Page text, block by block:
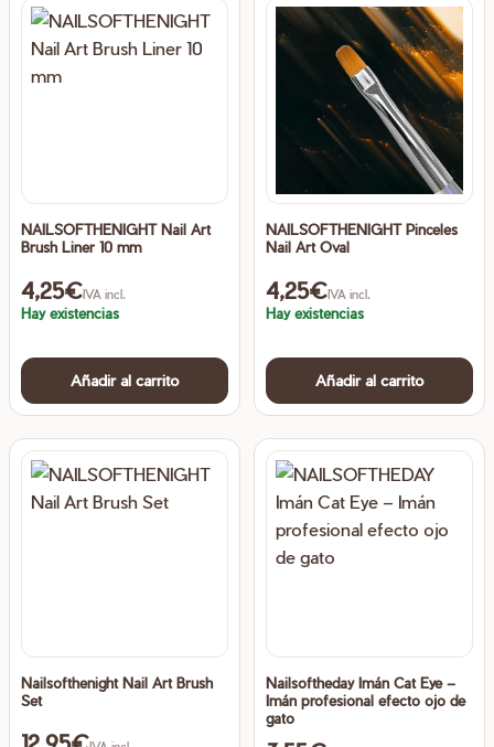
NAILSOFTHENIGHT Nail Art
Brush Liner 10 mm
4,25€IVA incl.
Hay existencias
Añadir al carrito
NAILSOFTHENIGHT Pinceles
Nail Art Oval
4,25€IVA incl.
Hay existencias
Añadir al carrito
Nailsofthenight Nail Art Brush
Set
Nailsoftheday Imán Cat Eye –
Imán profesional efecto ojo de
gato